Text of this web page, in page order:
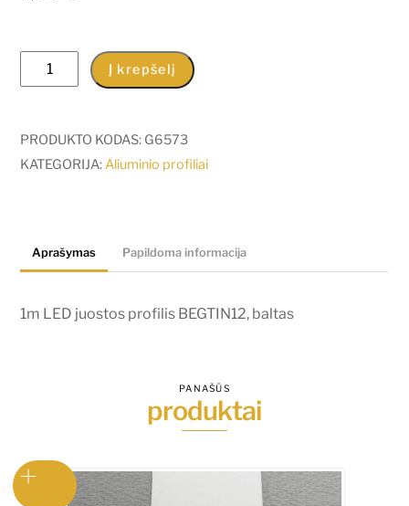
produkto
kiekis:
LED
juostos
Į krepšelį
PRODUKTO KODAS: G6573
KATEGORIJA:Aliuminio profiliai
Aprašymas Papildoma informacija
1m LED juostos profilis BEGTIN12, baltas
PANAŠŪS
produktai